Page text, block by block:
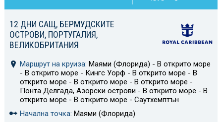
12 ДНИ САЩ, БЕРМУДСКИТЕ
ОСТРОВИ, ПОРТУГАЛИЯ,
ВЕЛИКОБРИТАНИЯ
Маршрут на круиза: Маями (Флорида) - В открито море
- В открито море - Кингс Уорф - В открито море - В
открито море - В открито море - В открито море -
Понта Делгада, Азорски острови - В открито море - В
открито море - В открито море - Саутхемптън
Начална точка: Маями (Флорида)